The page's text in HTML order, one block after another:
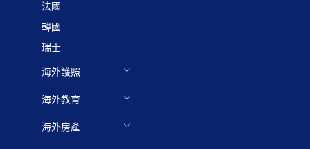
法國
韓國
瑞士
海外護照
海外教育
海外房產